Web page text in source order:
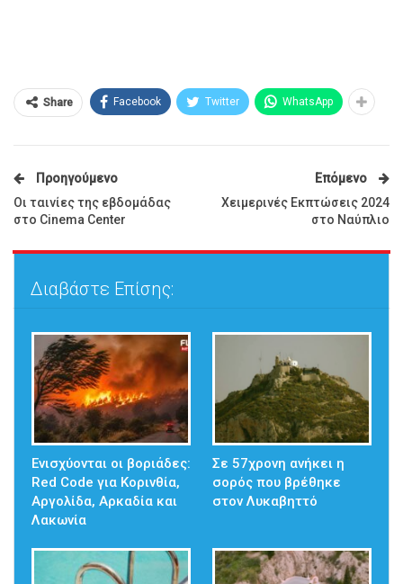
Share Facebook Twitter WhatsApp
Προηγούμενο
Οι ταινίες της εβδομάδας
στο Cinema Center
Επόμενο
Χειμερινές Εκπτώσεις 2024
στο Ναύπλιο
Διαβάστε Επίσης:
Ενισχύονται οι βοριάδες:
Red Code για Κορινθία,
Αργολίδα, Αρκαδία και
Λακωνία
Σε 57χρονη ανήκει η
σορός που βρέθηκε
στον Λυκαβηττό